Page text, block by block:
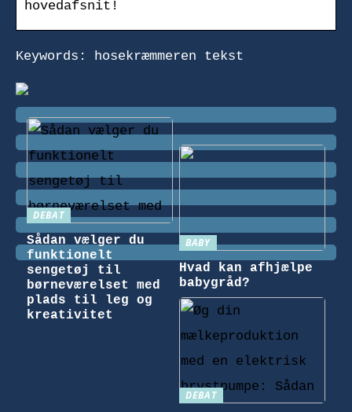
hovedafsnit!
Keywords: hosekræmmeren tekst
DEBAT
Sådan vælger du
funktionelt
sengetøj til
børneværelset med
plads til leg og
kreativitet
BABY
Hvad kan afhjælpe
babygråd?
DEBAT